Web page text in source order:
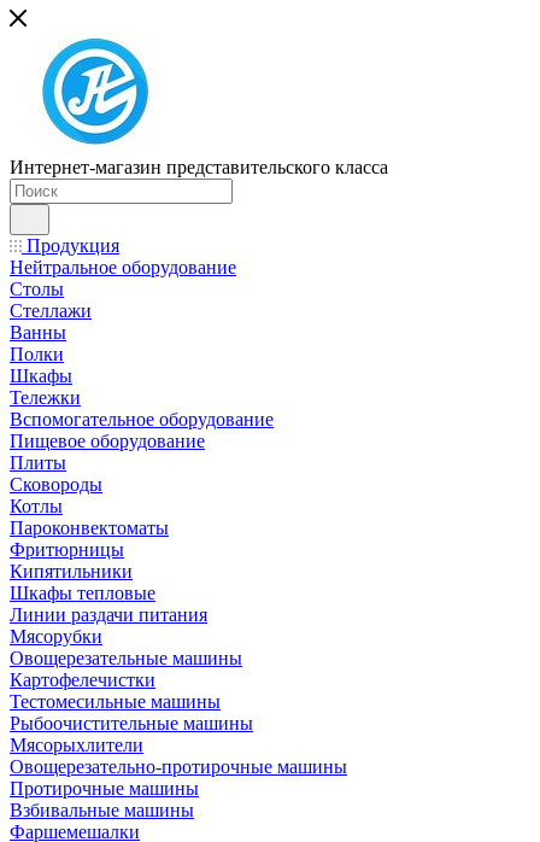
Интернет-магазин представительского класса
Продукция
Нейтральное оборудование
Столы
Стеллажи
Ванны
Полки
Шкафы
Тележки
Вспомогательное оборудование
Пищевое оборудование
Плиты
Сковороды
Котлы
Пароконвектоматы
Фритюрницы
Кипятильники
Шкафы тепловые
Линии раздачи питания
Мясорубки
Овощерезательные машины
Картофелечистки
Тестомесильные машины
Рыбоочистительные машины
Мясорыхлители
Овощерезательно-протирочные машины
Протирочные машины
Взбивальные машины
Фаршемешалки